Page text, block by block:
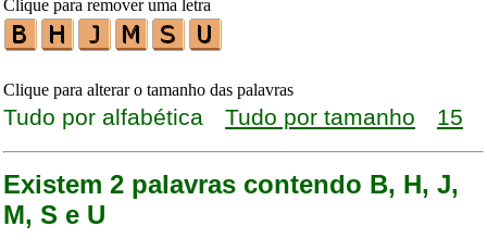
Clique para remover uma letra
Clique para alterar o tamanho das palavras
Tudo por alfabética Tudo por tamanho 15
Existem 2 palavras contendo B, H, J,
M, S e U